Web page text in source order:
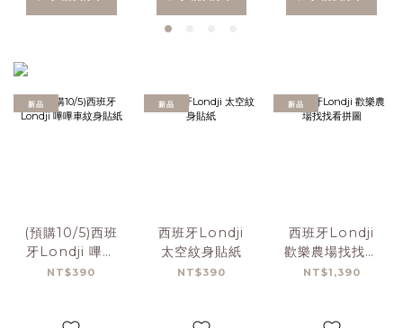
新品
(預購10/5)西班
牙Londji 嗶嗶
車紋身貼紙
NT$390
新品
西班牙Londji
太空紋身貼紙
NT$390
新品
西班牙Londji
歡樂農場找找看
拼圖
NT$1,390